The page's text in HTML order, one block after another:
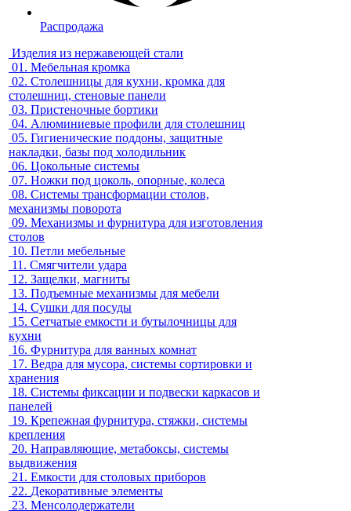
Распродажа
Изделия из нержавеющей стали
01. Мебельная кромка
02. Столешницы для кухни, кромка для
столешниц, стеновые панели
03. Пристеночные бортики
04. Алюминиевые профили для столешниц
05. Гигиенические поддоны, защитные
накладки, базы под холодильник
06. Цокольные системы
07. Ножки под цоколь, опорные, колеса
08. Системы трансформации столов,
механизмы поворота
09. Механизмы и фурнитура для изготовления
столов
10. Петли мебельные
11. Смягчители удара
12. Защелки, магниты
13. Подъемные механизмы для мебели
14. Сушки для посуды
15. Сетчатые емкости и бутылочницы для
кухни
16. Фурнитура для ванных комнат
17. Ведра для мусора, системы сортировки и
хранения
18. Системы фиксации и подвески каркасов и
панелей
19. Крепежная фурнитура, стяжки, системы
крепления
20. Направляющие, метабоксы, системы
выдвижения
21. Емкости для столовых приборов
22. Декоративные элементы
23. Менсолодержатели